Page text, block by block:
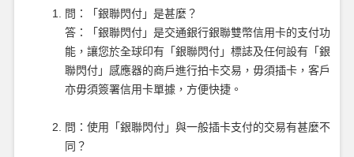
問：「銀聯閃付」是甚麼？
答：「銀聯閃付」是交通銀行銀聯雙幣信用卡的支付功
能，讓您於全球印有「銀聯閃付」標誌及任何設有「銀
聯閃付」感應器的商戶進行拍卡交易，毋須插卡，客戶
亦毋須簽署信用卡單據，方便快捷。
問：使用「銀聯閃付」與一般插卡支付的交易有甚麼不
同？